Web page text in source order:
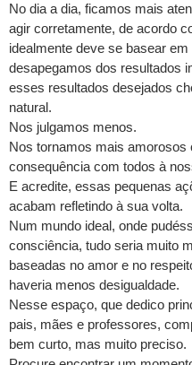
No dia a dia, ficamos mais
agir corretamente, de acordo
idealmente deve se basear
desapegamos dos resultados
esses resultados desejados
natural.
Nos julgamos menos.
Nos tornamos mais
consequência com todos à
E acredite, essas pequenas
acabam refletindo à sua volta.
Num mundo ideal, onde
consciência, tudo seria muito
baseadas no amor e no
haveria menos desigualdade.
Nesse espaço, que dedico
pais, mães e professores,
bem curto, mas muito preciso.